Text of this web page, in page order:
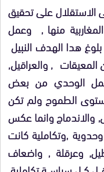
على تحقيق
منها , وعمل
هدا الهدف النبيل
والعراقيل,
الوحدي من بعض
الطموح ولم تكن
والاندماج وانما عكس
,وتكاملية كانت
وعرقلة , واضعاف